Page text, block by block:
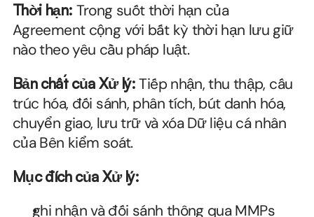
Thời hạn: Trong suốt thời hạn của
Agreement cộng với bất kỳ thời hạn lưu giữ
nào theo yêu cầu pháp luật.
Bản chất của Xử lý: Tiếp nhận, thu thập, cấu
trúc hóa, đối sánh, phân tích, bút danh hóa,
chuyển giao, lưu trữ và xóa Dữ liệu cá nhân
của Bên kiểm soát.
Mục đích của Xử lý:
ghi nhận và đối sánh thông qua MMPs